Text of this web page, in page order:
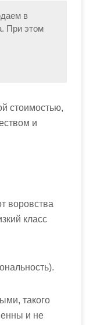
в
При этом
стоимостью,
и
воровства
класс
такого
и не